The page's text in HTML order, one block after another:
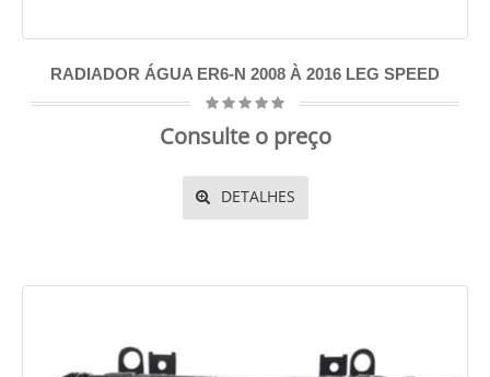
RADIADOR ÁGUA ER6-N 2008 À 2016 LEG SPEED
Consulte o preço
DETALHES